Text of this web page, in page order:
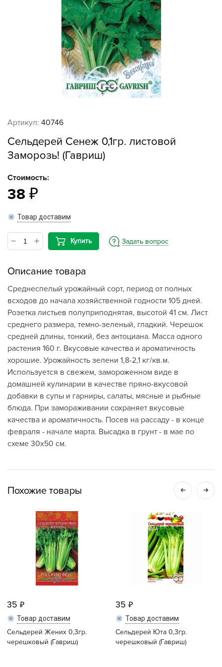
Артикул: 40746
Сельдерей Сенеж 0,1гр. листовой
Заморозь! (Гавриш)
Стоимость:
38
Товар доставим
Купить Задать вопрос
Описание товара
Среднеспелый урожайный сорт, период от полных
всходов до начала хозяйственной годности 105 дней.
Розетка листьев полуприподнятая, высотой 41 см. Лист
среднего размера, темно-зеленый, гладкий. Черешок
средней длины, тонкий, без антоциана. Масса одного
растения 160 г. Вкусовые качества и ароматичность
хорошие. Урожайность зелени 1,8-2,1 кг/кв.м.
Используется в свежем, замороженном виде в
домашней кулинарии в качестве пряно-вкусовой
добавки в супы и гарниры, салаты, мясные и рыбные
блюда. При замораживании сохраняет вкусовые
качества и ароматичность. Посев на рассаду - в конце
февраля - начале марта. Высадка в грунт - в мае по
схеме 30х50 см.
Похожие товары
35
Товар доставим
Сельдерей Жених 0,3гр.
черешковый (Гавриш)
35
Товар доставим
Сельдерей Юта 0,3гр.
черешковый (Гавриш)